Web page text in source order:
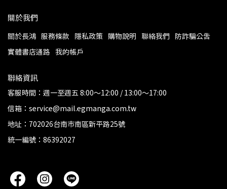
關於我們
關於長鴻 服務條款 隱私政策 購物說明 聯絡我們 防詐騙公告
實體書店通路 我的帳戶
聯絡資訊
客服時間：週一至週五 8:00～12:00 / 13:00～17:00
信箱：service@mail.egmanga.com.tw
地址：702026台南市南區新平路25號
統一編號：86392027